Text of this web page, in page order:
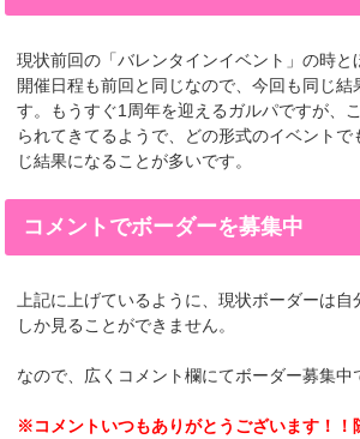
現状前回の「バレンタインイベント」の時と
開催日程も前回と同じなので、今回も同じ結
す。もうすぐ1周年を迎えるガルパですが、
られてきてるようで、どの形式のイベントで
じ結果になることが多いです。
コメントでボーダーを募集中
上記に上げているように、現状ボーダーは
しか見ることができません。
なので、広くコメント欄にてボーダー募集中
※コメントいつもありがとうございます！！